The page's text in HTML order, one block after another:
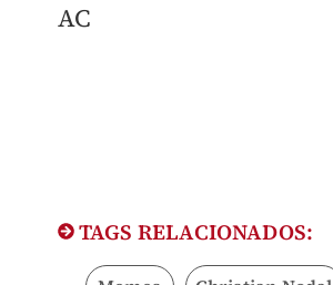
AC
TAGS RELACIONADOS: